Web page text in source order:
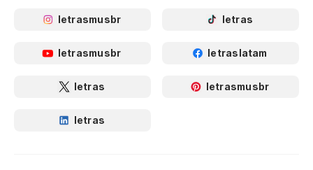
letrasmusbr letras
letrasmusbr letraslatam
letras letrasmusbr
letras